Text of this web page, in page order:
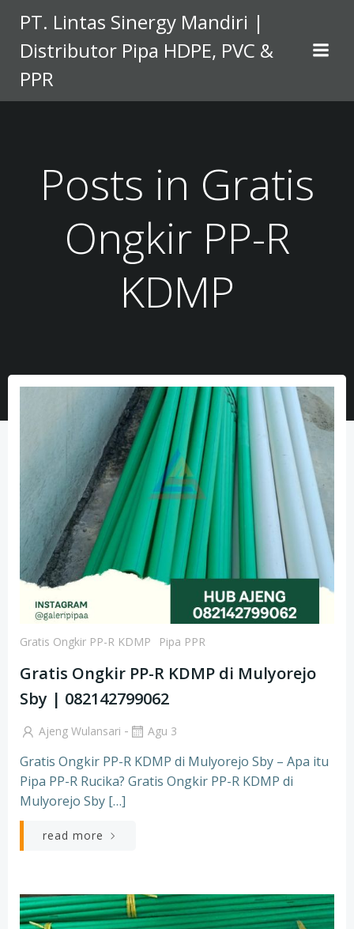
to
content
PT. Lintas Sinergy Mandiri |
Distributor Pipa HDPE, PVC &
PPR
Posts in Gratis
Ongkir PP-R
KDMP
Gratis Ongkir PP-R KDMP Pipa PPR
Gratis Ongkir PP-R KDMP di Mulyorejo
Sby | 082142799062
Ajeng Wulansari - Agu 3
Gratis Ongkir PP-R KDMP di Mulyorejo Sby – Apa itu
Pipa PP-R Rucika? Gratis Ongkir PP-R KDMP di
Mulyorejo Sby […]
read more